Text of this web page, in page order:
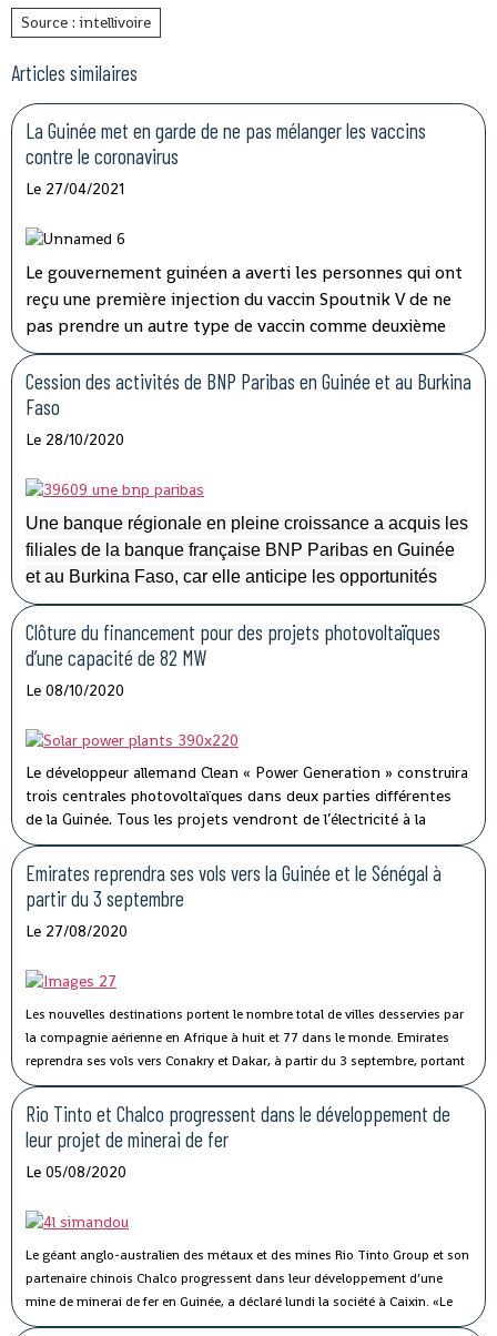
Source : intellivoire
Articles similaires
La Guinée met en garde de ne pas mélanger les vaccins
contre le coronavirus
Le 27/04/2021
Le gouvernement guinéen a averti les personnes qui ont
reçu une première injection du vaccin Spoutnik V de ne
pas prendre un autre type de vaccin comme deuxième
dose, même si une expédition du fabricant russe est
confrontée à un retard.
Cession des activités de BNP Paribas en Guinée et au Burkina
Faso
Le 28/10/2020
Une banque régionale en pleine croissance a acquis les
filiales de la banque française BNP Paribas en Guinée
et au Burkina Faso, car elle anticipe les opportunités
commerciales de la ZLECAf (Zone de libre-échange
continentale africaine) .
Clôture du financement pour des projets photovoltaïques
d’une capacité de 82 MW
Le 08/10/2020
Le développeur allemand Clean « Power Generation » construira
trois centrales photovoltaïques dans deux parties différentes
de la Guinée. Tous les projets vendront de l’électricité à la
société d’État Électricité De Guinée.
Emirates reprendra ses vols vers la Guinée et le Sénégal à
partir du 3 septembre
Le 27/08/2020
Les nouvelles destinations portent le nombre total de villes desservies par
la compagnie aérienne en Afrique à huit et 77 dans le monde. Emirates
reprendra ses vols vers Conakry et Dakar, à partir du 3 septembre, portant
à huit le nombre total de villes desservies par la compagnie aérienne en
Afrique.
Rio Tinto et Chalco progressent dans le développement de
leur projet de minerai de fer
Le 05/08/2020
Le géant anglo-australien des métaux et des mines Rio Tinto Group et son
partenaire chinois Chalco progressent dans leur développement d’une
mine de minerai de fer en Guinée, a déclaré lundi la société à Caixin. «Le
projet de minerai de fer de Simandou (blocs 3 et 4) en Guinée progresse